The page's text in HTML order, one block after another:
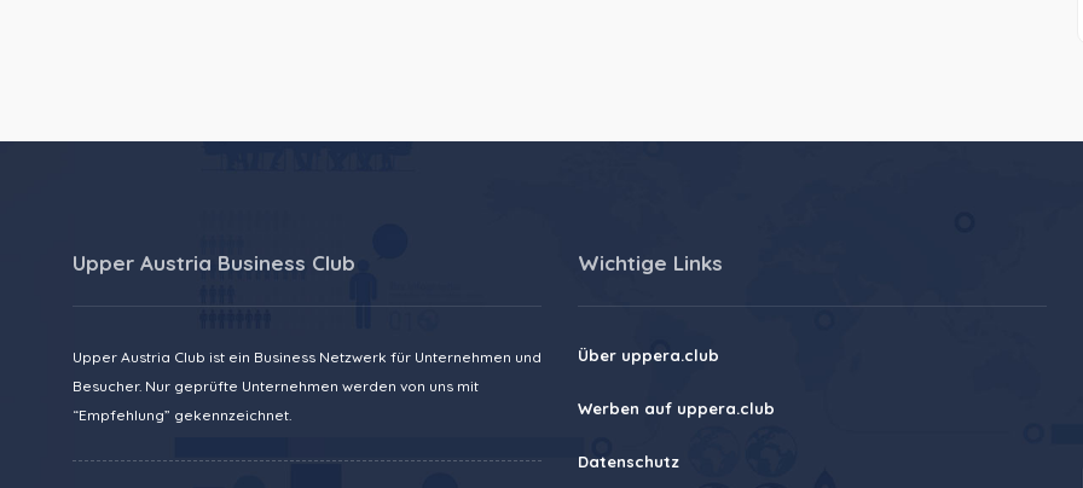
Upper Austria Business Club
Upper Austria Club ist ein Business Netzwerk für Unternehmen und
Besucher. Nur geprüfte Unternehmen werden von uns mit
“Empfehlung” gekennzeichnet.
Wichtige Links
Über uppera.club
Werben auf uppera.club
Datenschutz